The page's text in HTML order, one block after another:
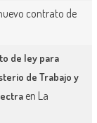
contrato de
de ley para
de Trabajo y
en La